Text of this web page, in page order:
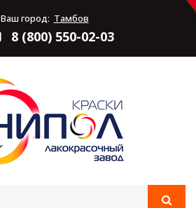
Ваш город: Тамбов
8 (800) 550-02-03